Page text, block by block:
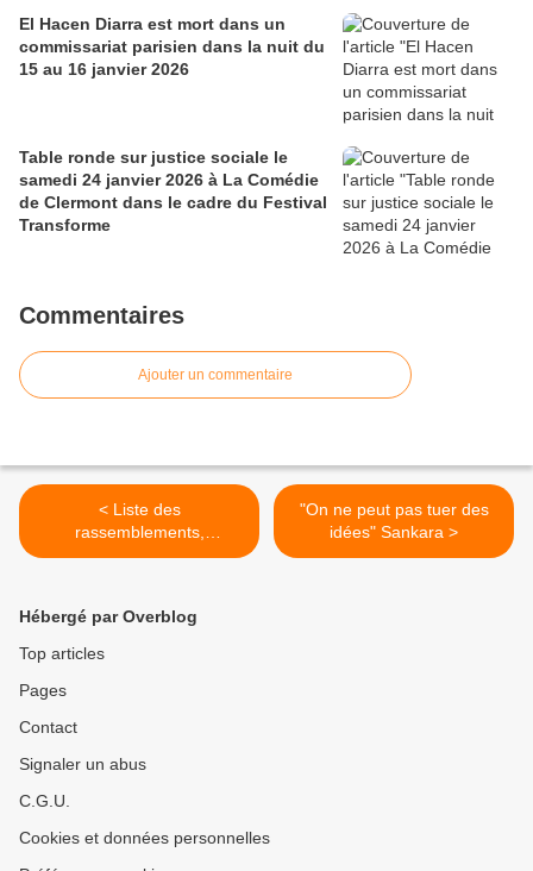
El Hacen Diarra est mort dans un
commissariat parisien dans la nuit du
15 au 16 janvier 2026
Table ronde sur justice sociale le
samedi 24 janvier 2026 à La Comédie
de Clermont dans le cadre du Festival
Transforme
Commentaires
Ajouter un commentaire
< Liste des
rassemblements,
manifestations et autres
samedi 22 novembre
"On ne peut pas tuer des
idées" Sankara >
Hébergé par Overblog
Top articles
Pages
Contact
Signaler un abus
C.G.U.
Cookies et données personnelles